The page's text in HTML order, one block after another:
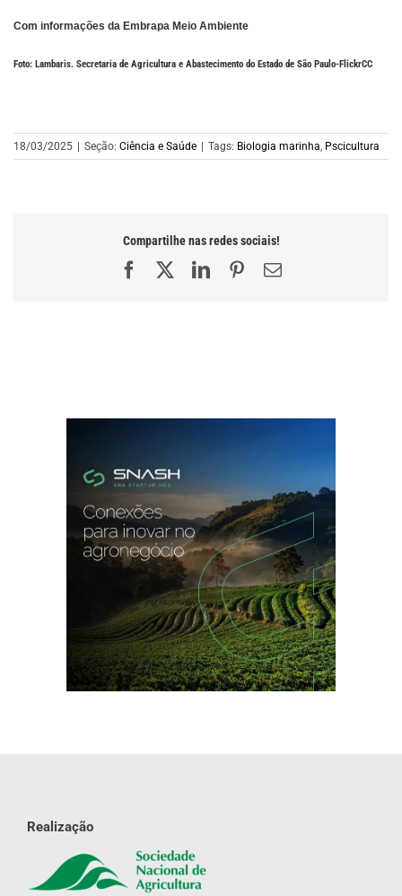
Com informações da Embrapa Meio Ambiente
Foto: Lambaris. Secretaria de Agricultura e Abastecimento do Estado de São Paulo-FlickrCC
18/03/2025 | Seção: Ciência e Saúde | Tags: Biologia marinha Pscicultura
Compartilhe nas redes sociais!
FacebookLinkedInPinterest
E-
Realização